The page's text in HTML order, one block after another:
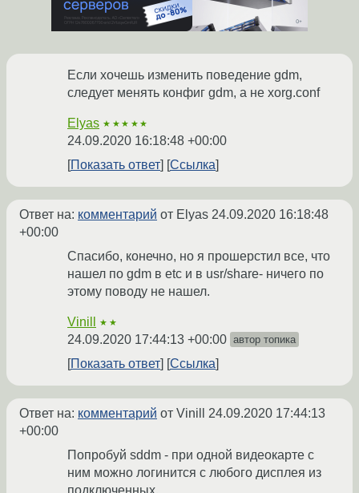
Если хочешь изменить поведение gdm,
следует менять конфиг gdm, а не xorg.conf
Elyas ★★★★★
24.09.2020 16:18:48 +00:00
Показать ответ
Ссылка
Ответ на: комментарий от Elyas 24.09.2020 16:18:48
+00:00
Спасибо, конечно, но я прошерстил все, что
нашел по gdm в etc и в usr/share- ничего по
этому поводу не нашел.
Vinill ★★
24.09.2020 17:44:13 +00:00 автор топика
Показать ответ Ссылка
Ответ на: комментарий от Vinill 24.09.2020 17:44:13
+00:00
Попробуй sddm - при одной видеокарте с
ним можно логинится с любого дисплея из